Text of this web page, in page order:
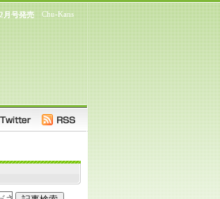
Chu-Kans
月号発売